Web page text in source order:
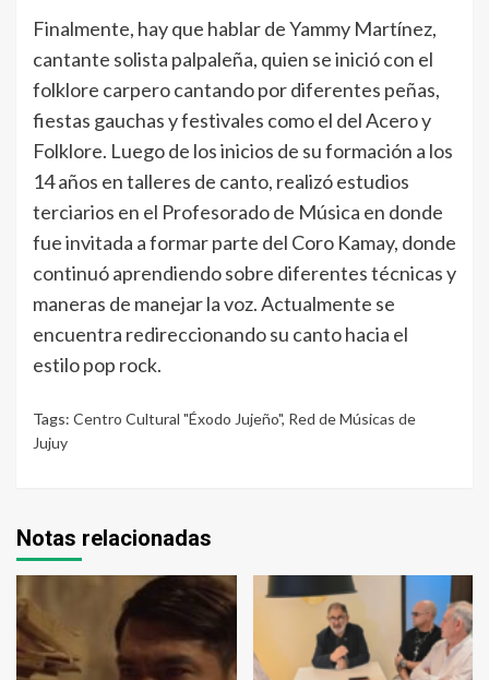
Finalmente, hay que hablar de Yammy Martínez,
cantante solista palpaleña, quien se inició con el
folklore carpero cantando por diferentes peñas,
fiestas gauchas y festivales como el del Acero y
Folklore. Luego de los inicios de su formación a los
14 años en talleres de canto, realizó estudios
terciarios en el Profesorado de Música en donde
fue invitada a formar parte del Coro Kamay, donde
continuó aprendiendo sobre diferentes técnicas y
maneras de manejar la voz. Actualmente se
encuentra redireccionando su canto hacia el
estilo pop rock.
Tags: Centro Cultural "Éxodo Jujeño", Red de Músicas de
Jujuy
Notas relacionadas